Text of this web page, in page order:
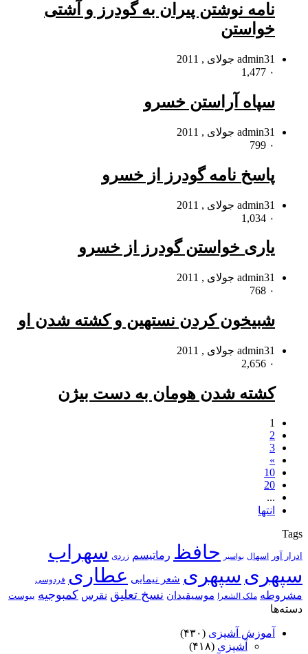
نامه نوشتن پیران به گودرز و آشتى
خواستن
admin31 جولای , 2011
۰
سپاه آراستن خسرو
admin31 جولای , 2011
۰
پاسخ نامه گودرز از خسرو
admin31 جولای , 2011
۰
یارى خواستن گودرز از خسرو
admin31 جولای , 2011
۰
شبیخون کردن نستهین و کشته شدن او
admin31 جولای , 2011
۰
کشته شدن هومان به دست بیژن
1
2
3
»
10
20
...
انتها
Tags
ادرار آور اسهال بواسیر حافظ رماتیسم زردی سهراب
سپهری سپهری شعر نیمایی عطاری فردوسی
مشروطه ملک الشعرا موسیقیدان نسخ تعلیق نقرس کمبوجیه یبوست
دسته‌ها
آموزش آشپزی (۴۳۰)
آشپزی (۴۱۸)